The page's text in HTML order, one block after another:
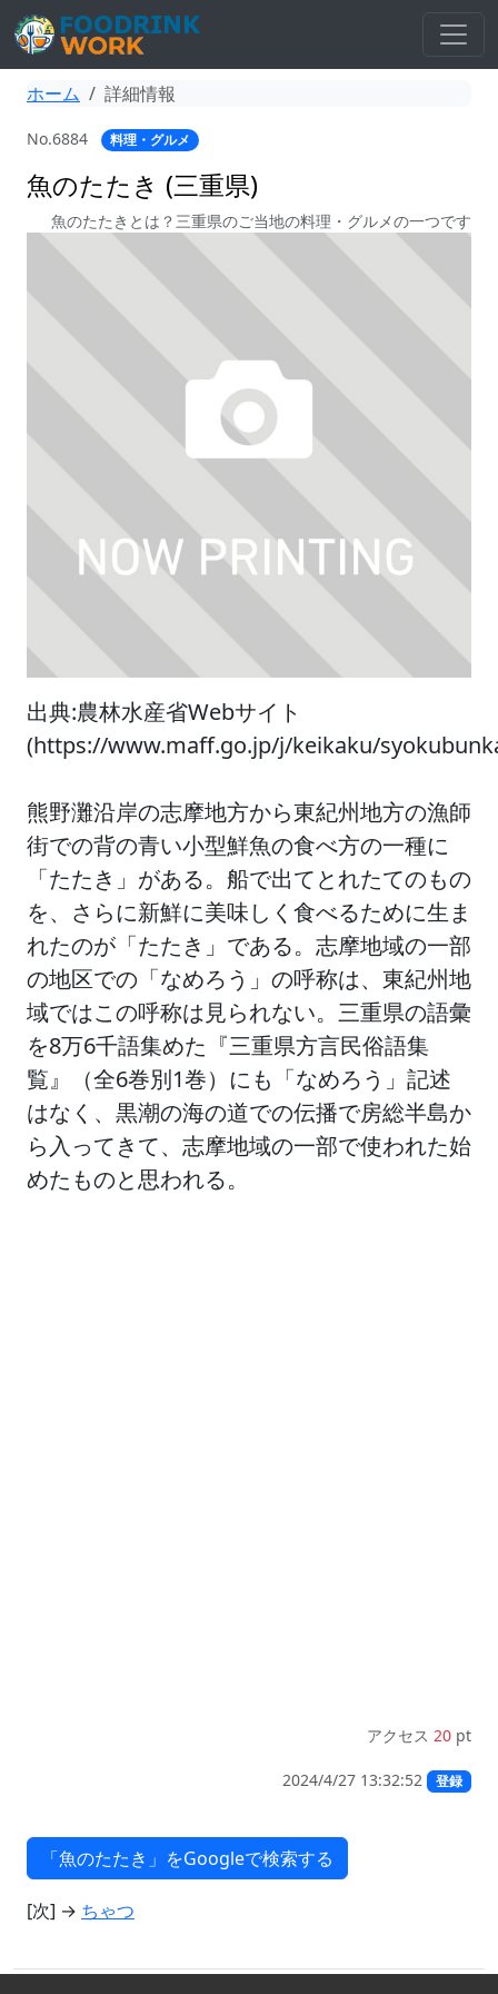
ホーム 詳細情報
No.6884 料理・グルメ
魚のたたき (三重県)
魚のたたきとは？三重県のご当地の料理・グルメの一つです
出典:農林水産省Webサイト
(https://www.maff.go.jp/j/keikaku/
熊野灘沿岸の志摩地方から東紀州地方の漁師
街での背の青い小型鮮魚の食べ方の一種に
「たたき」がある。船で出てとれたてのもの
を、さらに新鮮に美味しく食べるために生ま
れたのが「たたき」である。志摩地域の一部
の地区での「なめろう」の呼称は、東紀州地
域ではこの呼称は見られない。三重県の語彙
を8万6千語集めた『三重県方言民俗語集
覧』（全6巻別1巻）にも「なめろう」記述
はなく、黒潮の海の道での伝播で房総半島か
ら入ってきて、志摩地域の一部で使われた始
めたものと思われる。
アクセス 20 pt
2024/4/27 13:32:52 登録
[次] → ちゃつ